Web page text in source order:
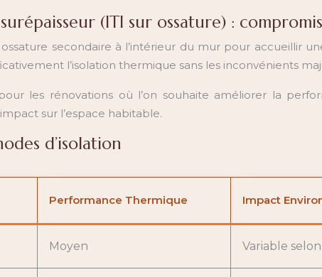
(ITI sur ossature) :
secondaire à l’intérieur du mur pour accueillir
l’isolation thermique sans les inconvénients
les rénovations où l’on souhaite améliorer la
sur l’espace habitable.
d’isolation
Performance Thermique Impact
Moyen Variable selon